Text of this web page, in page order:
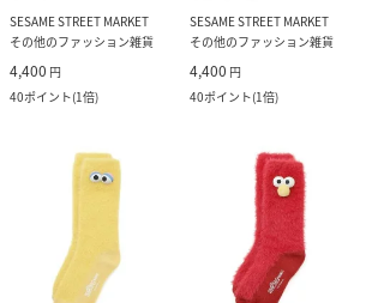
SESAME STREET MARKET
その他のファッション雑貨
4,400 円
40ポイント(1倍)
SESAME STREET MARKET
その他のファッション雑貨
4,400 円
40ポイント(1倍)